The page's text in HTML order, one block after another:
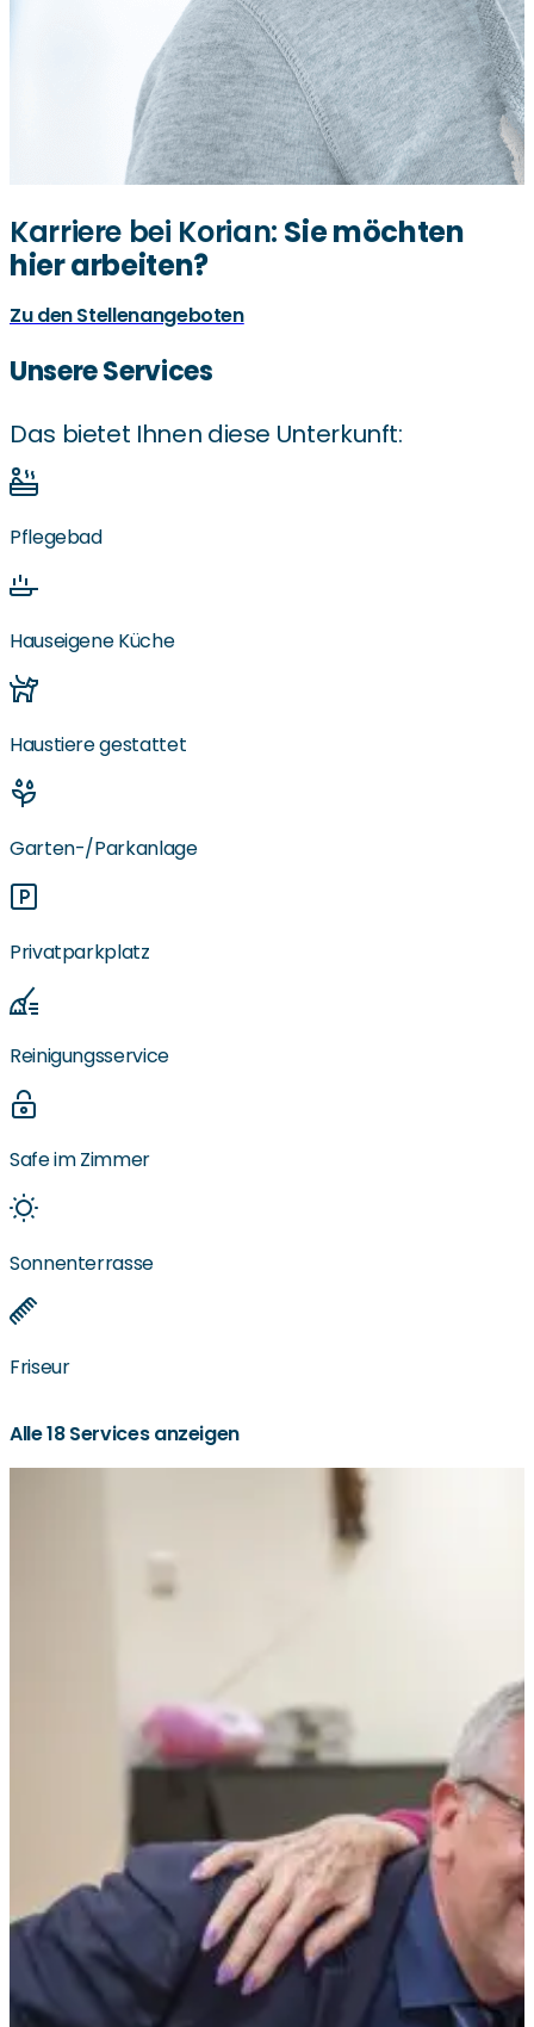
Karriere bei Korian: Sie möchten
hier arbeiten?
Zu den Stellenangeboten
Unsere Services
Das bietet Ihnen diese Unterkunft:
Pflegebad
Hauseigene Küche
Haustiere gestattet
Garten-/Parkanlage
Privatparkplatz
Reinigungsservice
Safe im Zimmer
Sonnenterrasse
Friseur
Ausflüge
Hauseigener Minibus
KorianFit-Spielekonsole
Snoezelenraum
Nähe zu Wochenmärkten
Nähe zu Supermärkten
Nähe zu ÖPNV
Wäschedienst
Restaurant im Haus
Alle 18 Services anzeigen